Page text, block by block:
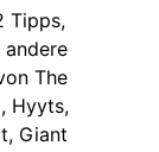
Tipps,
The
Hyyts,
Giant